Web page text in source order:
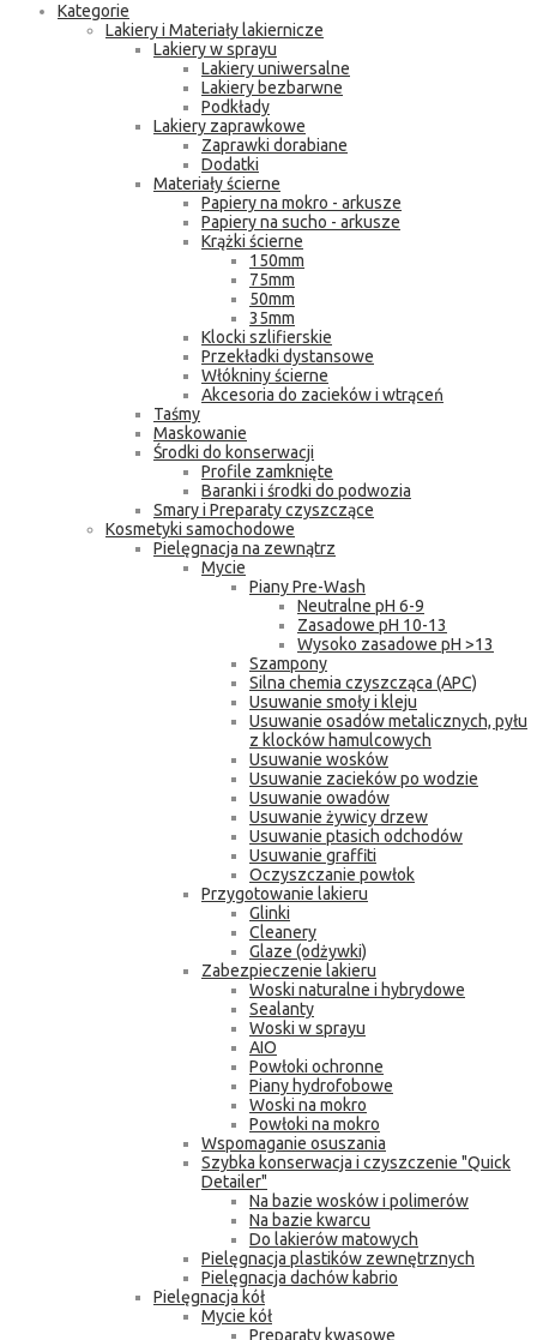
Kategorie
Lakiery i Materiały lakiernicze
Lakiery w sprayu
Lakiery uniwersalne
Lakiery bezbarwne
Podkłady
Lakiery zaprawkowe
Zaprawki dorabiane
Dodatki
Materiały ścierne
Papiery na mokro - arkusze
Papiery na sucho - arkusze
Krążki ścierne
150mm
75mm
50mm
35mm
Klocki szlifierskie
Przekładki dystansowe
Włókniny ścierne
Akcesoria do zacieków i wtrąceń
Taśmy
Maskowanie
Środki do konserwacji
Profile zamknięte
Baranki i środki do podwozia
Smary i Preparaty czyszczące
Kosmetyki samochodowe
Pielęgnacja na zewnątrz
Mycie
Piany Pre-Wash
Neutralne pH 6-9
Zasadowe pH 10-13
Wysoko zasadowe pH >13
Szampony
Silna chemia czyszcząca (APC)
Usuwanie smoły i kleju
Usuwanie osadów metalicznych, pyłu
z klocków hamulcowych
Usuwanie wosków
Usuwanie zacieków po wodzie
Usuwanie owadów
Usuwanie żywicy drzew
Usuwanie ptasich odchodów
Usuwanie graffiti
Oczyszczanie powłok
Przygotowanie lakieru
Glinki
Cleanery
Glaze (odżywki)
Zabezpieczenie lakieru
Woski naturalne i hybrydowe
Sealanty
Woski w sprayu
AIO
Powłoki ochronne
Piany hydrofobowe
Woski na mokro
Powłoki na mokro
Wspomaganie osuszania
Szybka konserwacja i czyszczenie "Quick
Detailer"
Na bazie wosków i polimerów
Na bazie kwarcu
Do lakierów matowych
Pielęgnacja plastików zewnętrznych
Pielęgnacja dachów kabrio
Pielęgnacja kół
Mycie kół
Preparaty kwasowe